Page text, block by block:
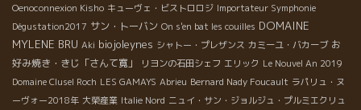
Oenoconnexion Kisho キューヴェ・ビストロロジ Importateur Symphonie
Dégustation2017 サン・トーバン On s'en bat les couilles DOMAINE
MYLENE BRU Aki biojoleynes シャトー・プレザンス カミーユ・バカーブ お
好み焼き・きじ「さんて寛」
リヨンの石田シェフ エリック Le Nouvel An 2019
Domaine Clusel Roch LES GAMAYS Abrieu Bernard Nady Foucault ラパリュ・ヌ
ーヴォー2018年 大榮産業 Italie Nord ニュイ・サン・ジョルジュ・プルミエクリュ